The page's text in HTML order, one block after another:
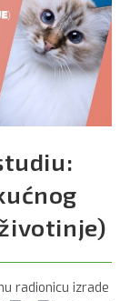
radionicu izrade